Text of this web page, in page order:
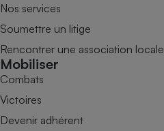
Nos services
Soumettre un litige
Rencontrer une association locale
Mobiliser
Combats
Victoires
Devenir adhérent